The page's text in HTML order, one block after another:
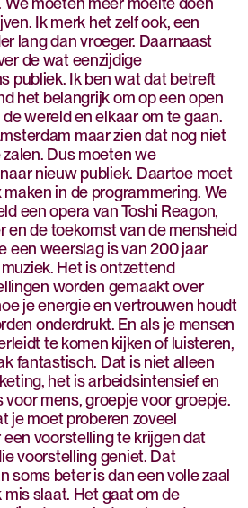
Ik merk het zelf ook, een
lang dan vroeger. Daarnaast
de wat eenzijdige
publiek. Ik ben wat dat betreft
het belangrijk om op een open
wereld en elkaar om te gaan.
maar zien dat nog niet
Dus moeten we
nieuw publiek. Daartoe moet
in de programmering. We
een opera van Toshi Reagon,
en de toekomst van de mensheid
een weerslag is van 200 jaar
Het is ontzettend
worden gemaakt over
je energie en vertrouwen houdt
onderdrukt. En als je mensen
te komen kijken of luisteren,
fantastisch. Dat is niet alleen
het is arbeidsintensief en
mens, groepje voor groepje.
je moet proberen zoveel
voorstelling te krijgen dat
voorstelling geniet. Dat
soms beter is dan een volle zaal
slaat. Het gaat om de